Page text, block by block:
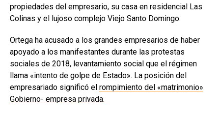
propiedades del empresario, su casa en residencial Las
Colinas y el lujoso complejo Viejo Santo Domingo.
Ortega ha acusado a los grandes empresarios de haber
apoyado a los manifestantes durante las protestas
sociales de 2018, levantamiento social que el régimen
llama «intento de golpe de Estado». La posición del
empresariado significó el rompimiento del «matrimonio»
Gobierno- empresa privada.